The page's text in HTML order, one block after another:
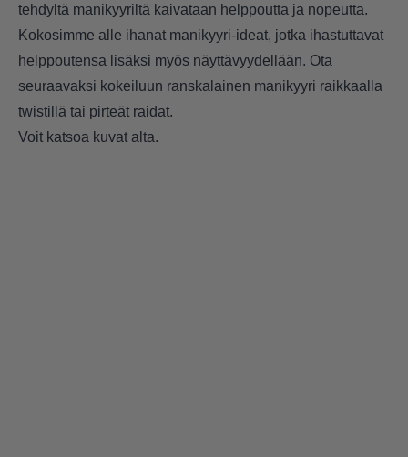
tehdyltä manikyyriltä kaivataan helppoutta ja nopeutta.
Kokosimme alle ihanat manikyyri-ideat, jotka ihastuttavat
helppoutensa lisäksi myös näyttävyydellään. Ota
seuraavaksi kokeiluun ranskalainen manikyyri raikkaalla
twistillä tai pirteät raidat.
Voit katsoa kuvat alta.